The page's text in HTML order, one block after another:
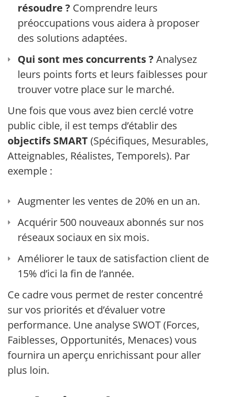
résoudre ? Comprendre leurs
préoccupations vous aidera à proposer
des solutions adaptées.
Qui sont mes concurrents ? Analysez
leurs points forts et leurs faiblesses pour
trouver votre place sur le marché.
Une fois que vous avez bien cerclé votre
public cible, il est temps d’établir des
objectifs SMART(Spécifiques, Mesurables,
Atteignables, Réalistes, Temporels). Par
exemple :
Augmenter les ventes de 20% en un an.
Acquérir 500 nouveaux abonnés sur nos
réseaux sociaux en six mois.
Améliorer le taux de satisfaction client de
15% d’ici la fin de l’année.
Ce cadre vous permet de rester concentré
sur vos priorités et d’évaluer votre
performance. Une analyse SWOT (Forces,
Faiblesses, Opportunités, Menaces) vous
fournira un aperçu enrichissant pour aller
plus loin.